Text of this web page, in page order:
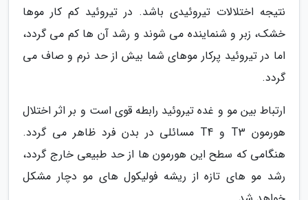
نتیجه اختلالات تیروئیدی باشد. در تیروئید کم کار موها
خشک، زبر و شنماینده می شوند و رشد آن ها کم می گردد،
اما در تیروئید پرکار موهای شما بیش از حد نرم و صاف می
گردد.
ارتباط بین مو و غده تیروئید رابطه قوی است و بر اثر اختلال
هورمون T3 و T4 مسائلی در بدن فرد ظاهر می گردد.
هنگامی که سطح این هورمون ها از حد طبیعی خارج گردد،
رشد مو های تازه از ریشه فولیکول های مو دچار مشکل